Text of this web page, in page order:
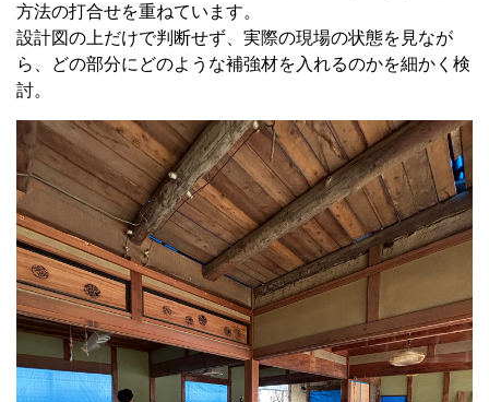
方法の打合せを重ねています。
設計図の上だけで判断せず、実際の現場の状態を見なが
ら、どの部分にどのような補強材を入れるのかを細かく検
討。